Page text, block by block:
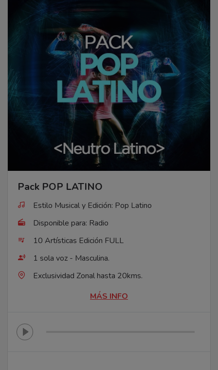
Pack POP LATINO
Estilo Musical y Edición: Pop Latino
Disponible para: Radio
10 Artísticas Edición FULL
1 sola voz - Masculina.
Exclusividad Zonal hasta 20kms.
MÁS INFO